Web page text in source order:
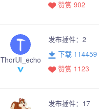
赞赏 902
ThorUI_echo
发布插件： 2
下载 114459
赞赏 1123
发布插件： 17